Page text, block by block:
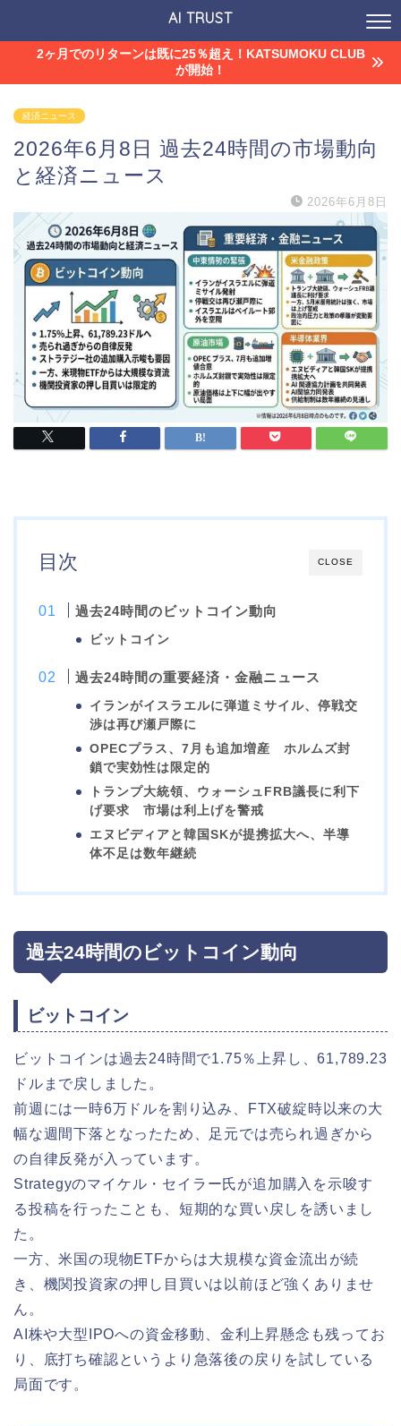
AI TRUST
2ヶ月でのリターンは既に25％超え！KATSUMOKU CLUB
が開始！
経済ニュース
2026年6月8日 過去24時間の市場動向
と経済ニュース
2026年6月8日
CLOSE
目次
過去24時間のビットコイン動向
ビットコイン
過去24時間の重要経済・金融ニュース
イランがイスラエルに弾道ミサイル、停戦交
渉は再び瀬戸際に
OPECプラス、7月も追加増産 ホルムズ封
鎖で実効性は限定的
トランプ大統領、ウォーシュFRB議長に利下
げ要求 市場は利上げを警戒
エヌビディアと韓国SKが提携拡大へ、半導
体不足は数年継続
過去24時間のビットコイン動向
ビットコイン
ビットコインは過去24時間で1.75％上昇し、61,789.23
ドルまで戻しました。
前週には一時6万ドルを割り込み、FTX破綻時以来の大
幅な週間下落となったため、足元では売られ過ぎから
の自律反発が入っています。
Strategyのマイケル・セイラー氏が追加購入を示唆す
る投稿を行ったことも、短期的な買い戻しを誘いまし
た。
一方、米国の現物ETFからは大規模な資金流出が続
き、機関投資家の押し目買いは以前ほど強くありませ
ん。
AI株や大型IPOへの資金移動、金利上昇懸念も残ってお
り、底打ち確認というより急落後の戻りを試している
局面です。